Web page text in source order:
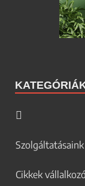
Szolgáltatásaink
Cikkek